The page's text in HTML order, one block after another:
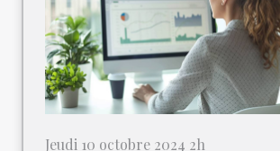
Jeudi 10 octobre 2024 2h